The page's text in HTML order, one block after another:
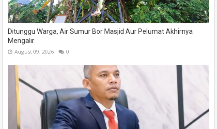
Ditunggu Warga, Air Sumur Bor Masjid Aur Pelumat Akhirnya
Mengalir
August 09, 2026 0